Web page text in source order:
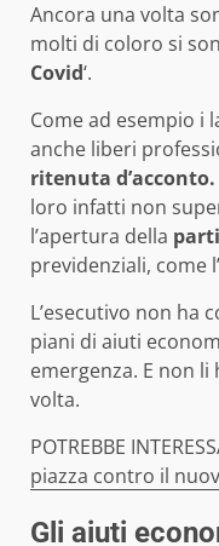
Ancora una volta
molti di coloro si
Covid‘.
Come ad esempio i
anche liberi
ritenuta d’acconto.
loro infatti non
l’apertura della
previdenziali, come l’
L’esecutivo non ha
piani di aiuti
emergenza. E non
volta.
POTREBBE
piazza contro il
Gli aiuti